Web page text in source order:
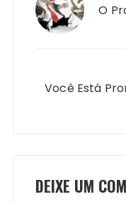
Post O
Você Está
DEIXE UM